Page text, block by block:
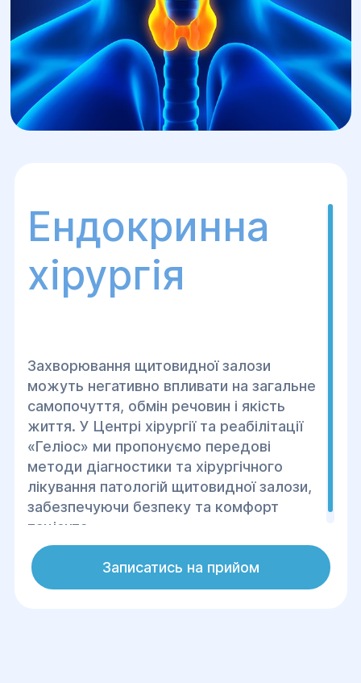
Ендокринна
хірургія
Захворювання щитовидної залози
можуть негативно впливати на загальне
самопочуття, обмін речовин і якість
життя. У Центрі хірургії та реабілітації
«Геліос» ми пропонуємо передові
методи діагностики та хірургічного
лікування патологій щитовидної залози,
забезпечуючи безпеку та комфорт
пацієнта.
Записатись на прийом